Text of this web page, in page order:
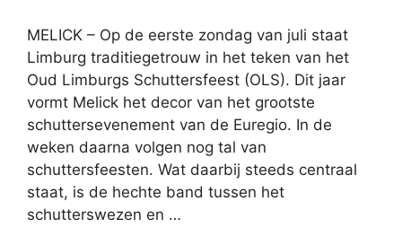
MELICK – Op de eerste zondag van juli staat
Limburg traditiegetrouw in het teken van het
Oud Limburgs Schuttersfeest (OLS). Dit jaar
vormt Melick het decor van het grootste
schuttersevenement van de Euregio. In de
weken daarna volgen nog tal van
schuttersfeesten. Wat daarbij steeds centraal
staat, is de hechte band tussen het
schutterswezen en …